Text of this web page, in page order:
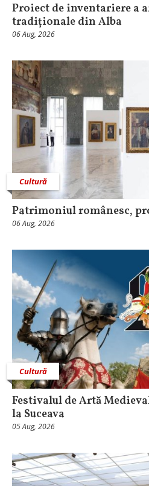
Proiect de inventariere a
tradiționale din Alba
06 Aug, 2026
Cultură
Patrimoniul românesc,
06 Aug, 2026
Cultură
Festivalul de Artă
la Suceava
05 Aug, 2026